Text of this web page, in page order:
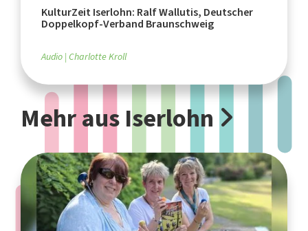
KulturZeit Iserlohn: Ralf Wallutis, Deutscher
Doppelkopf-Verband Braunschweig
Audio Charlotte Kroll
Mehr aus Iserlohn